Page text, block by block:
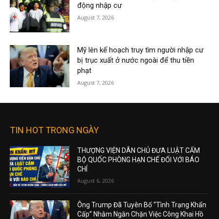
động nhập cư
August 7, 2026
Mỹ lên kế hoạch truy tìm người nhập cư
bị trục xuất ở nước ngoài để thu tiền
phạt
August 7, 2026
TIN HOT TRONG NGÀY
THƯỢNG VIỆN DÂN CHỦ ĐƯA LUẬT CẤM
BỘ QUỐC PHÒNG HẠN CHẾ ĐỐI VỚI BÁO
CHÍ
August 6, 2026
Ông Trump Đã Tuyên Bố “Tình Trạng Khẩn
Cấp” Nhằm Ngăn Chặn Việc Công Khai Hồ